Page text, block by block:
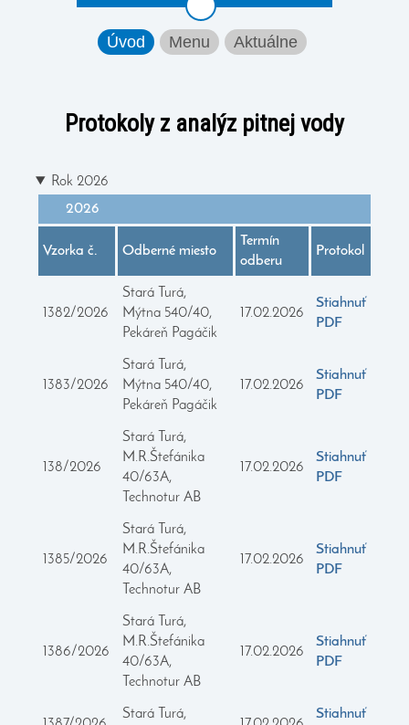
Úvod Menu Aktuálne
Protokoly z analýz pitnej vody
Rok 2026
2026
Vzorka č. Odberné miesto
Termín
odberu
Protokol
1382/2026
Stará Turá,
Mýtna 540/40,
Pekáreň Pagáčik
17.02.2026
Stiahnuť
PDF
1383/2026
Stará Turá,
Mýtna 540/40,
Pekáreň Pagáčik
17.02.2026
Stiahnuť
PDF
138/2026
Stará Turá,
M.R.Štefánika
40/63A,
Technotur AB
17.02.2026
Stiahnuť
PDF
1385/2026
Stará Turá,
M.R.Štefánika
40/63A,
Technotur AB
17.02.2026
Stiahnuť
PDF
1386/2026
Stará Turá,
M.R.Štefánika
40/63A,
Technotur AB
17.02.2026
Stiahnuť
PDF
Stará Turá, Stiahnuť